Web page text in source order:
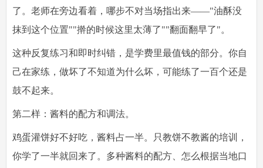
了。老师在旁边看着，哪步不对当场指出来——"油酥没
抹到这个位置""擀的时候这里太薄了""翻面翻早了"。
这种反复练习和即时纠错，是学费里最值钱的部分。你自
己在家练，做坏了不知道为什么坏，可能练了一百个还是
鼓不起来。
第二样：酱料的配方和调法。
鸡蛋灌饼好不好吃，酱料占一半。只教饼不教酱的培训，
你学了一半就回来了。多种酱料的配方、怎么根据当地口